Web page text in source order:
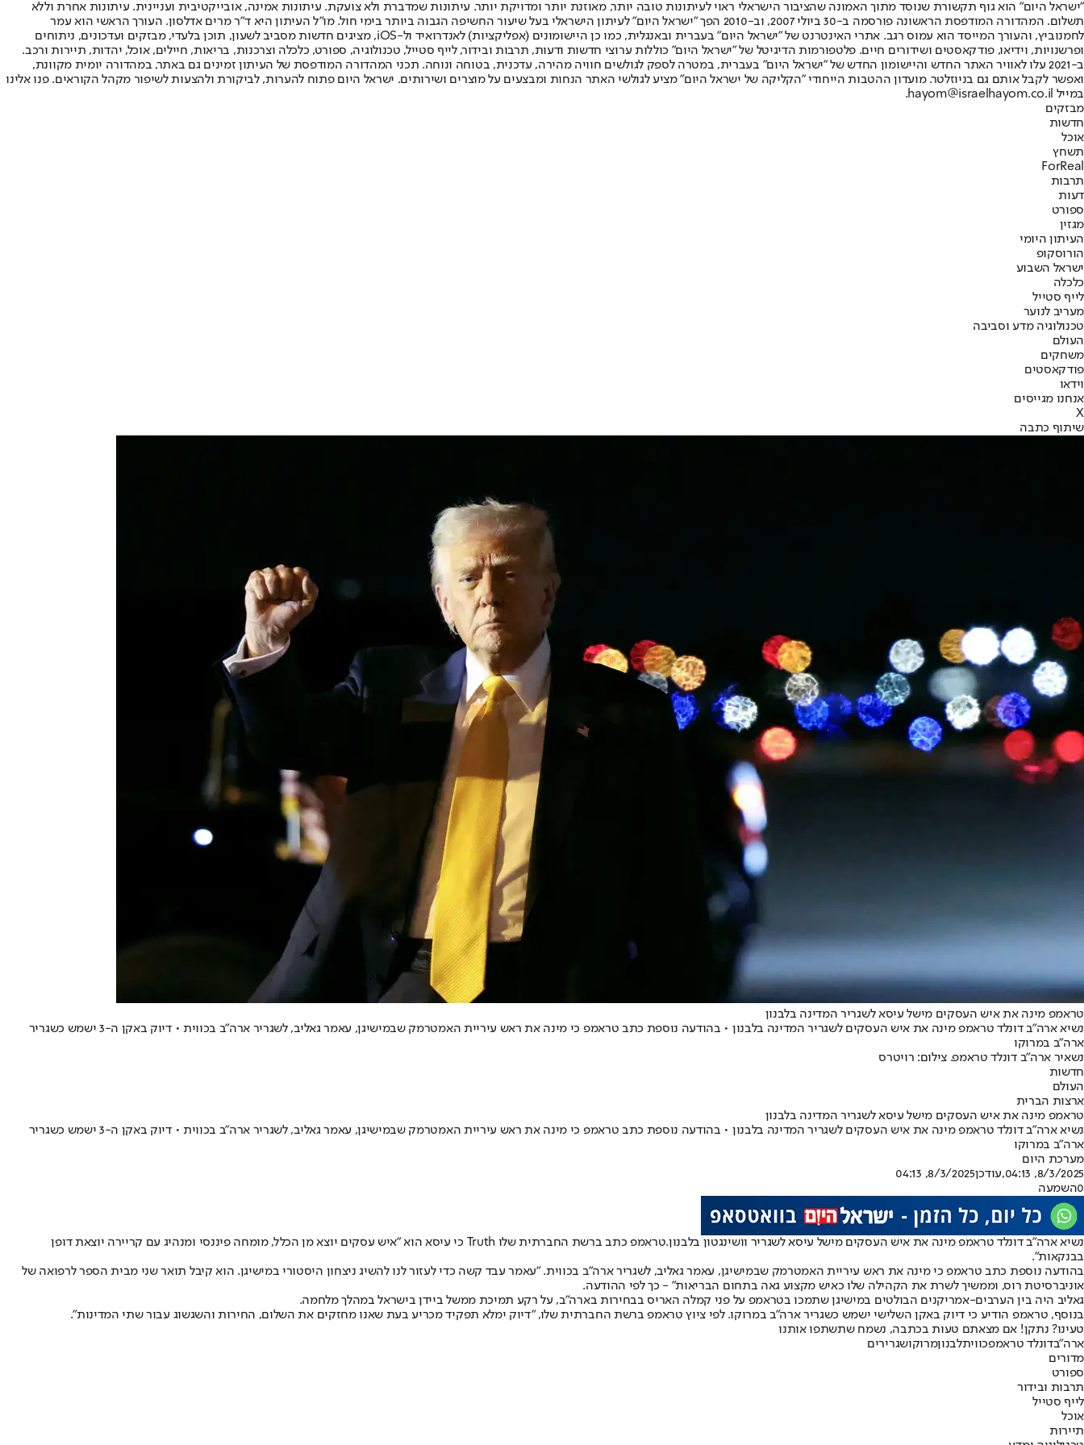
"ישראל היום" הוא גוף תקשורת שנוסד מתוך האמונה שהציבור הישראלי ראוי לעיתונות טובה יותר, מאוזנת יותר ומדויקת יותר. עיתונות שמדברת ולא צועקת. עיתונות אמינה, אובייקטיבית ועניינית. עיתונות אחרת וללא
תשלום. המהדורה המודפסת הראשונה פורסמה ב-30 ביולי 2007, וב-2010 הפך "ישראל היום" לעיתון הישראלי בעל שיעור החשיפה הגבוה ביותר בימי חול. מו"ל העיתון היא ד"ר מרים אדלסון. העורך הראשי הוא עמר
לחמנוביץ, והעורך המייסד הוא עמוס רגב. אתרי האינטרנט של "ישראל היום" בעברית ובאנגלית, כמו כן היישומונים (אפליקציות) לאנדרואיד ול-iOS, מציגים חדשות מסביב לשעון, תוכן בלעדי, מבזקים ועדכונים, ניתוחים
ופרשנויות, וידיאו, פודקאסטים ושידורים חיים. פלטפורמות הדיגיטל של "ישראל היום" כוללות ערוצי חדשות ודעות, תרבות ובידור, לייף סטייל, טכנולוגיה, ספורט, כלכלה וצרכנות, בריאות, חיילים, אוכל, יהדות, תיירות ורכב.
ב-2021 עלו לאוויר האתר החדש והיישומון החדש של "ישראל היום" בעברית, במטרה לספק לגולשים חוויה מהירה, עדכנית, בטוחה ונוחה. תכני המהדורה המודפסת של העיתון זמינים גם באתר, במהדורה יומית מקוונת,
ואפשר לקבל אותם גם בניוזלטר. מועדון ההטבות הייחודי "הקליקה של ישראל היום" מציע לגולשי האתר הנחות ומבצעים על מוצרים ושירותים. ישראל היום פתוח להערות, לביקורת ולהצעות לשיפור מקהל הקוראים. פנו אלינו
במייל hayom@israelhayom.co.il.
מבזקים
חדשות
אוכל
תשחץ
ForReal
תרבות
דעות
ספורט
מגזין
העיתון היומי
הורוסקופ
ישראל השבוע
כלכלה
לייף סטייל
מעריב לנוער
טכנולוגיה מדע וסביבה
העולם
משחקים
פודקאסטים
וידאו
אנחנו מגייסים
X
שיתוף כתבה
טראמפ מינה את איש העסקים מישל עיסא לשגריר המדינה בלבנון
נשיא ארה"ב דונלד טראמפ מינה את איש העסקים לשגריר המדינה בלבנון • בהודעה נוספת כתב טראמפ כי מינה את ראש עיריית האמטרמק שבמישיגן, עאמר גאליב, לשגריר ארה"ב בכווית • דיוק באקן ה-3 ישמש כשגריר
ארה"ב במרוקו
נשאיר ארה"ב דונלד טראמפ. צילום: רויטרס
חדשות
העולם
ארצות הברית
טראמפ מינה את איש העסקים מישל עיסא לשגריר המדינה בלבנון
נשיא ארה"ב דונלד טראמפ מינה את איש העסקים לשגריר המדינה בלבנון • בהודעה נוספת כתב טראמפ כי מינה את ראש עיריית האמטרמק שבמישיגן, עאמר גאליב, לשגריר ארה"ב בכווית • דיוק באקן ה-3 ישמש כשגריר
ארה"ב במרוקו
מערכת היום
8/3/2025, 04:13
,עודכן8/3/2025, 04:13
0השמעה
נשיא ארה"ב דונלד טראמפ מינה את איש העסקים מישל עיסא לשגריר וושינגטון בלבנון.
טראמפ כתב ברשת החברתית שלו Truth כי עיסא הוא "איש עסקים יוצא מן הכלל, מומחה פיננסי ומנהיג עם קריירה יוצאת דופן
בבנקאות".
בהודעה נוספת כתב טראמפ כי מינה את ראש עיריית האמטרמק שבמישיגן, עאמר גאליב, לשגריר ארה"ב בכווית. "עאמר עבד קשה כדי לעזור לנו להשיג ניצחון היסטורי במישיגן. הוא קיבל תואר שני מבית הספר לרפואה של
אוניברסיטת רוס, וממשיך לשרת את הקהילה שלו כאיש מקצוע גאה בתחום הבריאות" - כך לפי ההודעה.
גאליב היה בין הערבים-אמריקנים הבולטים במישיגן שתמכו בטראמפ על פני קמלה האריס בבחירות בארה"ב, על רקע תמיכת ממשל ביידן בישראל במהלך מלחמה.
בנוסף, טראמפ הודיע כי דיוק באקן השלישי ישמש כשגריר ארה"ב במרוקו. לפי ציוץ טראמפ ברשת החברתית שלו, "דיוק ימלא תפקיד מכריע בעת שאנו מחזקים את השלום, החירות והשגשוג עבור שתי המדינות".
טעינו? נתקן! אם מצאתם טעות בכתבה, נשמח שתשתפו אותנו
ארה"בדונלד טראמפכוויתלבנוןמרוקושגרירים
מדורים
ספורט
תרבות ובידור
לייף סטייל
אוכל
תיירות